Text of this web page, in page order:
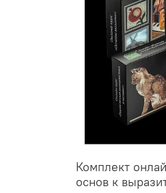
Комплект
основ к